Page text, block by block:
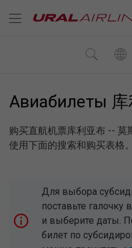
Авиабилеты
购买直航机票库利亚布 -- 莫
使用下面的搜索和购买表格。
Для выбора
поставьте
и выберите даты.
билет по